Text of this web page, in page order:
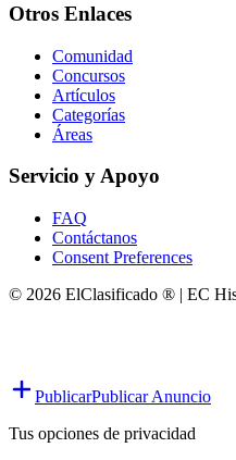
Otros Enlaces
Comunidad
Concursos
Artículos
Categorías
Áreas
Servicio y Apoyo
FAQ
Contáctanos
Consent Preferences
© 2026 ElClasificado ® | EC
PublicarPublicar Anuncio
Tus opciones de privacidad